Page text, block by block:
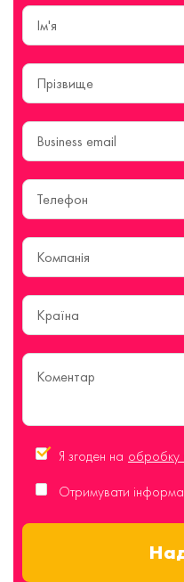
Країна
Я згоден на обробку
Отримувати